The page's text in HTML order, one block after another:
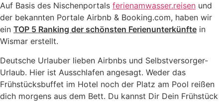
Auf Basis des Nischenportals ferienamwasser.reisen und
der bekannten Portale Airbnb & Booking.com, haben wir
ein TOP 5 Ranking der schönsten Ferienunterkünfte in
Wismar erstellt.
Deutsche Urlauber lieben Airbnbs und Selbstversorger-
Urlaub. Hier ist Ausschlafen angesagt. Weder das
Frühstücksbuffet im Hotel noch der Platz am Pool reißen
dich morgens aus dem Bett. Du kannst Dir Dein Frühstück